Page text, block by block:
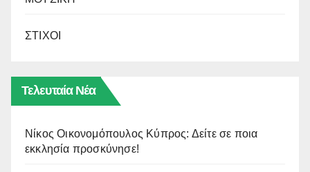
ΣΤΙΧΟΙ
Τελευταία Νέα
Νίκος Οικονομόπουλος Κύπρος: Δείτε σε ποια
εκκλησία προσκύνησε!